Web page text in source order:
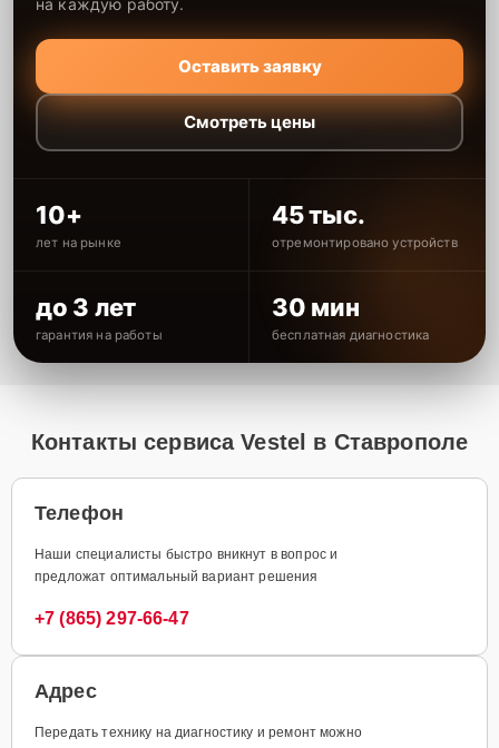
Оставить заявку
Смотреть цены
10+
лет на рынке
45 тыс.
отремонтировано устройств
до 3 лет
гарантия на работы
30 мин
бесплатная диагностика
Контакты сервиса Vestel в Ставрополе
Телефон
Наши специалисты быстро вникнут в вопрос и
предложат оптимальный вариант решения
+7 (865) 297-66-47
Адрес
Передать технику на диагностику и ремонт можно